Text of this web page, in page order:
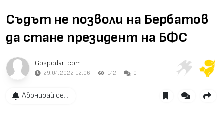
Video
Съдът не позволи на Бербатов
да стане президент на БФС
Gospodari.com
29.04.2022 12:06 142 0
Абонирай се...